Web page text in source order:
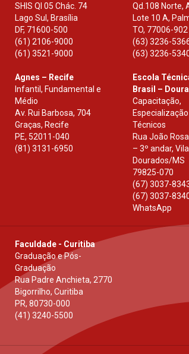
SHIS Ql 05 Chác. 74
Lago Sul, Brasília
DF, 71600-500
(61) 2106-9000
(61) 3521-9000
Qd.108 Norte,
Lote 10 A,
TO, 77006-902
(63) 3236-
(63) 3236-
Agnes – Recife
Infantil, Fundamental e
Médio
Av. Rui Barbosa, 704
Graças, Recife
PE, 52011-040
(81) 3131-6950
Escola
Brasil –
Capacitação,
Técnicos
Rua João
– 3º andar,
Dourados/MS
79825-070
(67) 3037-
(67) 3037-
WhatsApp
Faculdade - Curitiba
Graduação e Pós-
Graduação
Rua Padre Anchieta, 2770
Bigorrilho, Curitiba
PR, 80730-000
(41) 3240-5500